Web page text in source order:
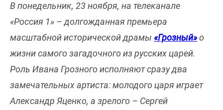
В понедельник, 23 ноября, на телеканале
«Россия 1» – долгожданная премьера
масштабной исторической драмы «Грозный»о
жизни самого загадочного из русских царей.
Роль Ивана Грозного исполняют сразу два
замечательных артиста: молодого царя играет
Александр Яценко, а зрелого – Сергей